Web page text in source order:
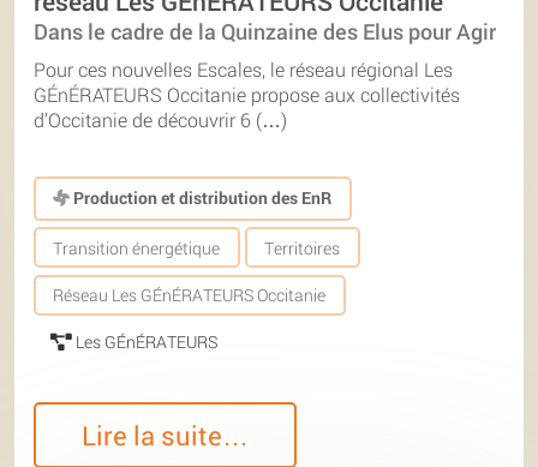
Dans le cadre de la Quinzaine des Elus pour Agir
Pour ces nouvelles Escales, le réseau régional Les
GÉnÉRATEURS Occitanie propose aux collectivités
d’Occitanie de découvrir 6 (…)
Production et distribution des EnR
Transition énergétique Territoires
Réseau Les GÉnÉRATEURS Occitanie
Les GÉnÉRATEURS
Lire la suite…